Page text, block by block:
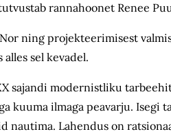
rannahoonet Renee
ning projekteerimisest
sel kevadel.
sajandi modernistliku
kuuma ilmaga peavarju.
nautima. Lahendus on